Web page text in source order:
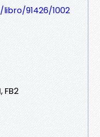
91426/1002
FB2